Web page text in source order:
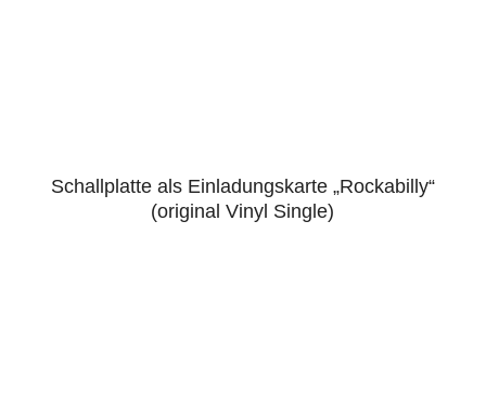
4.88
Schallplatte als Einladungskarte „Rockabilly“
(original Vinyl Single)